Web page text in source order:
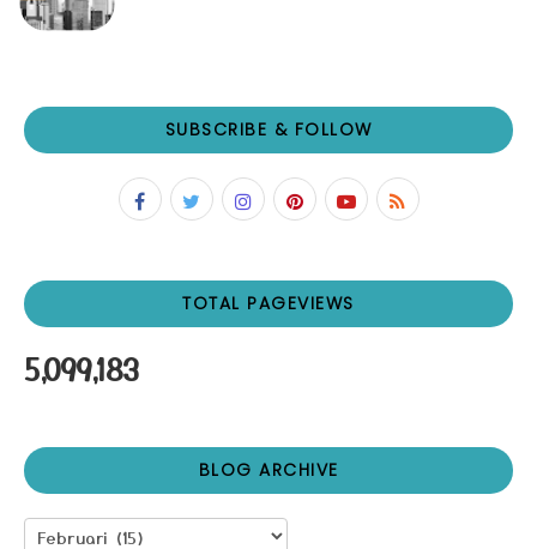
SUBSCRIBE & FOLLOW
TOTAL PAGEVIEWS
5,099,183
BLOG ARCHIVE